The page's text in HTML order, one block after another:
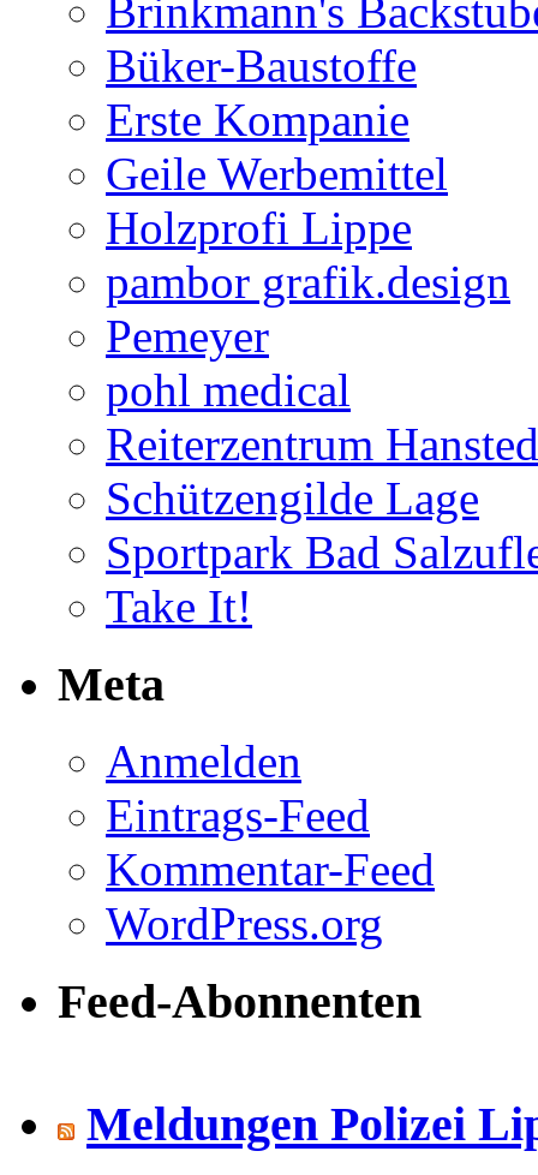
Brinkmann's
Büker-Baustoffe
Erste Kompanie
Geile Werbemittel
Holzprofi Lippe
pambor grafik.design
Pemeyer
pohl medical
Reiterzentrum
Schützengilde Lage
Sportpark Bad
Take It!
Meta
Anmelden
Eintrags-Feed
Kommentar-Feed
WordPress.org
Feed-Abonnenten
Meldungen Polizei